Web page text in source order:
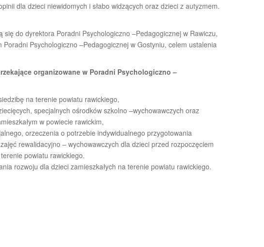
dla dzieci niewidomych i słabo widzących oraz dzieci z autyzmem.
się do dyrektora Poradni Psychologiczno –Pedagogicznej w Rawiczu,
Psychologiczno –Pedagogicznej w Gostyniu, celem ustalenia
organizowane w Poradni Psychologiczno –
na terenie powiatu rawickiego,
specjalnych ośrodków szkolno –wychowawczych oraz
w powiecie rawickim,
orzeczenia o potrzebie indywidualnego przygotowania
rewalidacyjno – wychowawczych dla dzieci przed rozpoczęciem
powiatu rawickiego.
rozwoju dla dzieci zamieszkałych na terenie powiatu rawickiego.